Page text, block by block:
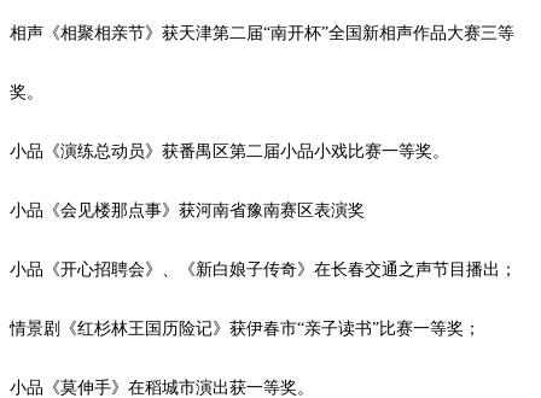
相声《相聚相亲节》获天津第二届“南开杯”全国新相声作品大赛三等
奖。
小品《演练总动员》获番禺区第二届小品小戏比赛一等奖。
小品《会见楼那点事》获河南省豫南赛区表演奖
小品《开心招聘会》、《新白娘子传奇》在长春交通之声节目播出；
情景剧《红杉林王国历险记》获伊春市“亲子读书”比赛一等奖；
小品《莫伸手》在稻城市演出获一等奖。